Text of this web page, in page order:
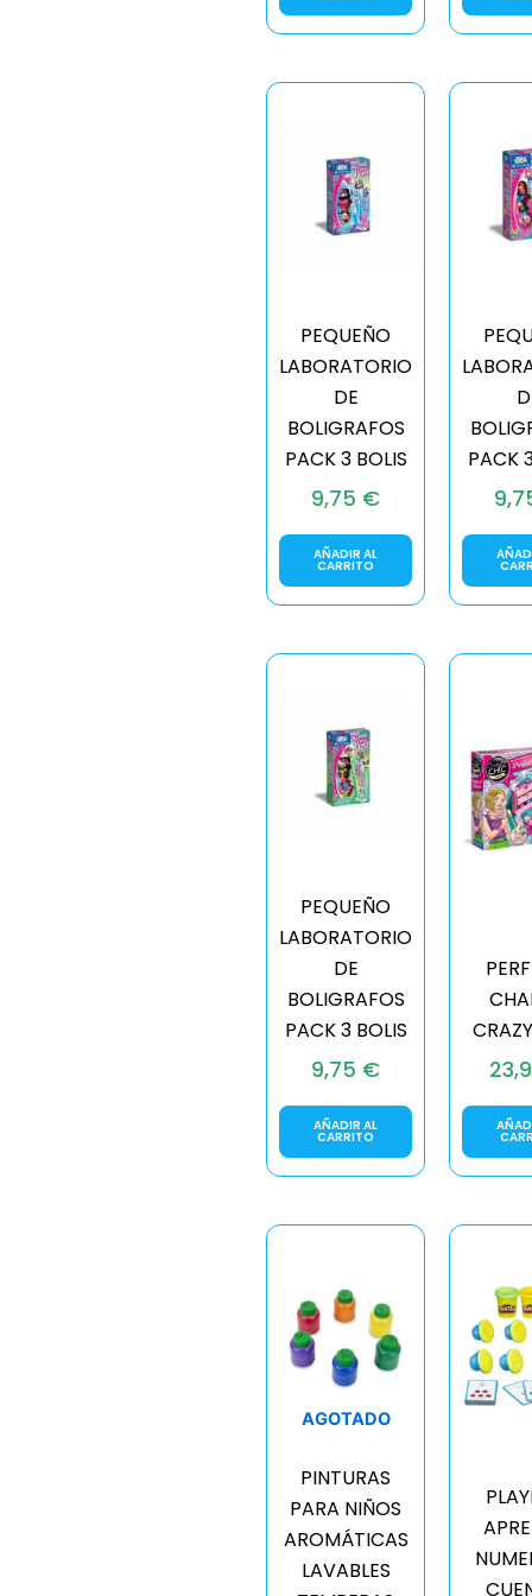
PEQUEÑO
LABORATORIO
DE
BOLIGRAFOS
PACK 3 BOLIS
9,75 €
AÑADIR AL
CARRITO
PACK
PEQUEÑO
LABORATORIO
DE
BOLIGRAFOS
PACK 3 BOLIS
9,75 €
AÑADIR AL
CARRITO
AGOTADO
PINTURAS
PARA NIÑOS
AROMÁTICAS
LAVABLES